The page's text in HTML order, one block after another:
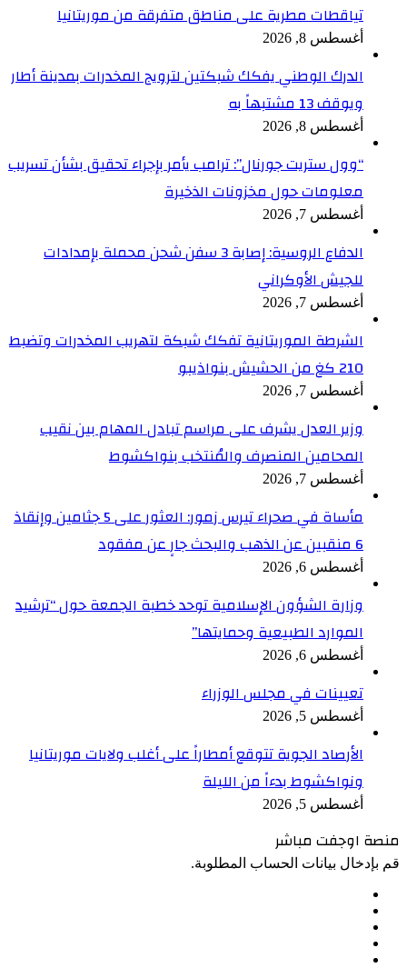
تياقطات مطرية على مناطق متفرقة من موريتانيا
أغسطس 8, 2026
الدرك الوطني يفكك شبكتين لترويج المخدرات بمدينة أطار
ويوقف 13 مشتبهاً به
أغسطس 8, 2026
“وول ستريت جورنال”: ترامب يأمر بإجراء تحقيق بشأن تسريب
معلومات حول مخزونات الذخيرة
أغسطس 7, 2026
الدفاع الروسية: إصابة 3 سفن شحن محملة بإمدادات
للجيش الأوكراني
أغسطس 7, 2026
الشرطة الموريتانية تفكك شبكة لتهريب المخدرات وتضبط
210 كغ من الحشيش بنواذيبو
أغسطس 7, 2026
وزير العدل يشرف على مراسم تبادل المهام بين نقيب
المحامين المنصرف والمُنتخب بنواكشوط
أغسطس 7, 2026
مأساة في صحراء تيرس زمور: العثور على 5 جثامين وإنقاذ
6 منقبين عن الذهب والبحث جارٍ عن مفقود
أغسطس 6, 2026
وزارة الشؤون الإسلامية توحد خطبة الجمعة حول “ترشيد
الموارد الطبيعية وحمايتها”
أغسطس 6, 2026
تعيينات في مجلس الوزراء
أغسطس 5, 2026
الأرصاد الجوية تتوقع أمطاراً على أغلب ولايات موريتانيا
ونواكشوط بدءاً من الليلة
أغسطس 5, 2026
منصة اوجفت مباشر
قم بإدخال بيانات الحساب المطلوبة.